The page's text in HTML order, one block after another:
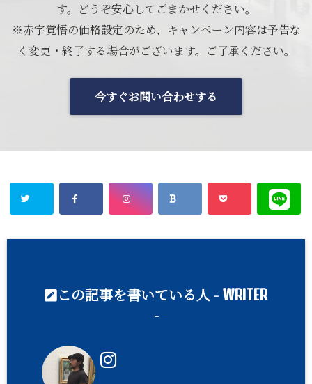
す。どうぞ安心してごまかせください。
※赤字覚悟の価格設定のため、キャンペーン内容は予告な
く変更・終了する場合がございます。ご了承ください。
今すぐお問い合わせする
この記事を書いている人 - WRITER
-